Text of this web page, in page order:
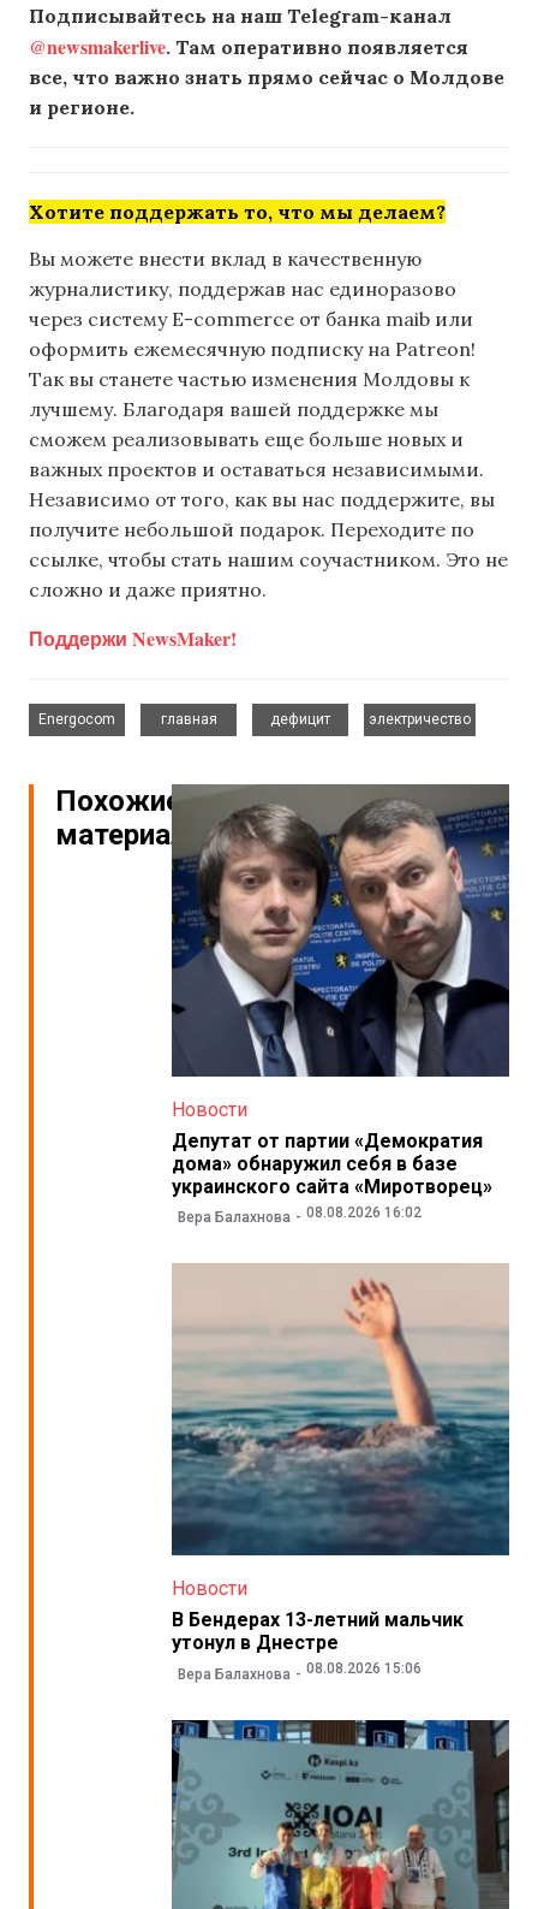
Подписывайтесь на наш Telegram-канал
@newsmakerlive. Там оперативно появляется
все, что важно знать прямо сейчас о Молдове
и регионе.
Хотите поддержать то, что мы делаем?
Вы можете внести вклад в качественную
журналистику, поддержав нас единоразово
через систему E-commerce от банка maib или
оформить ежемесячную подписку на Patreon!
Так вы станете частью изменения Молдовы к
лучшему. Благодаря вашей поддержке мы
сможем реализовывать еще больше новых и
важных проектов и оставаться независимыми.
Независимо от того, как вы нас поддержите, вы
получите небольшой подарок. Переходите по
ссылке, чтобы стать нашим соучастником. Это не
сложно и даже приятно.
Поддержи NewsMaker!
Energocom
главная
дефицит
электричество
Похожие
материалы
Новости
Депутат от партии «Демократия
дома» обнаружил себя в базе
украинского сайта «Миротворец»
Вера Балахнова 08.08.2026 16:02
Новости
В Бендерах 13-летний мальчик
утонул в Днестре
Вера Балахнова 08.08.2026 15:06